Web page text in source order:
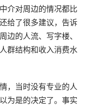
介对周边的情况都比
给了很多建议，告诉
边的人流、写字楼、
群结构和收入消费水
，当时没有专业的人
为是的决定了。事实